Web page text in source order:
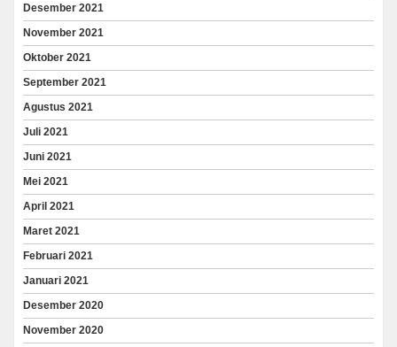
Desember 2021
November 2021
Oktober 2021
September 2021
Agustus 2021
Juli 2021
Juni 2021
Mei 2021
April 2021
Maret 2021
Februari 2021
Januari 2021
Desember 2020
November 2020